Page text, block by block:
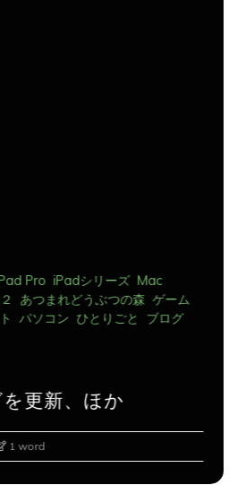
Pro iPadシリーズ
Mac
あつまれどうぶつの森
ゲーム
パソコン ひとりごと ブログ
更新、ほか
1 word